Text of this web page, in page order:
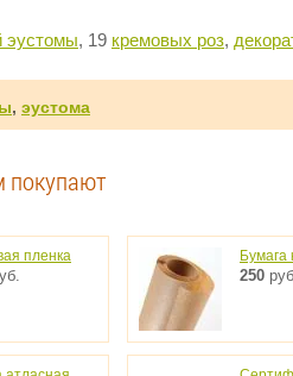
эустомы, 19 кремовых роз,
, эустома
покупают
пленка Бумага
250 руб.